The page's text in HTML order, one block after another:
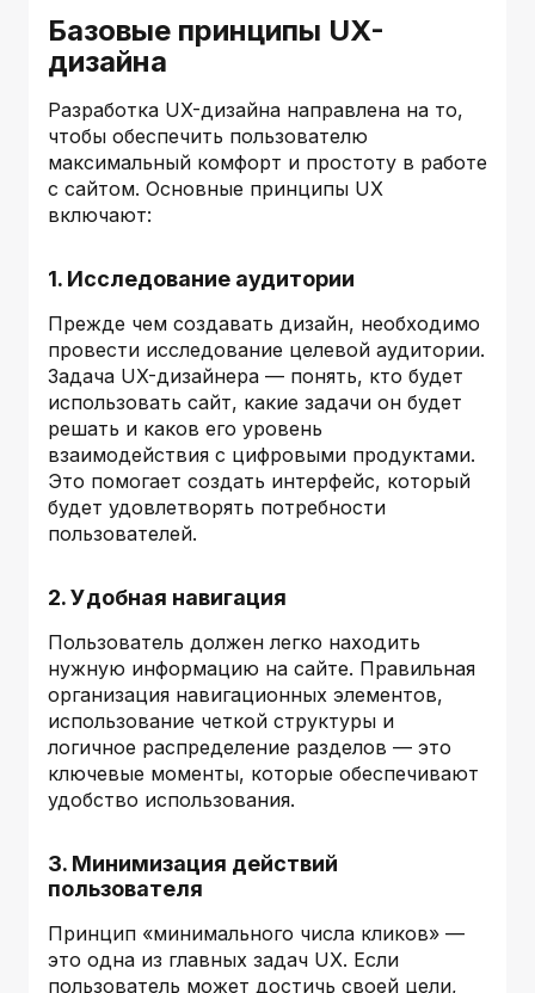
Базовые принципы UX-
дизайна
Разработка UX-дизайна направлена на то,
чтобы обеспечить пользователю
максимальный комфорт и простоту в работе
с сайтом. Основные принципы UX
включают:
1. Исследование аудитории
Прежде чем создавать дизайн, необходимо
провести исследование целевой аудитории.
Задача UX-дизайнера — понять, кто будет
использовать сайт, какие задачи он будет
решать и каков его уровень
взаимодействия с цифровыми продуктами.
Это помогает создать интерфейс, который
будет удовлетворять потребности
пользователей.
2. Удобная навигация
Пользователь должен легко находить
нужную информацию на сайте. Правильная
организация навигационных элементов,
использование четкой структуры и
логичное распределение разделов — это
ключевые моменты, которые обеспечивают
удобство использования.
3. Минимизация действий
пользователя
Принцип «минимального числа кликов» —
это одна из главных задач UX. Если
пользователь может достичь своей цели,